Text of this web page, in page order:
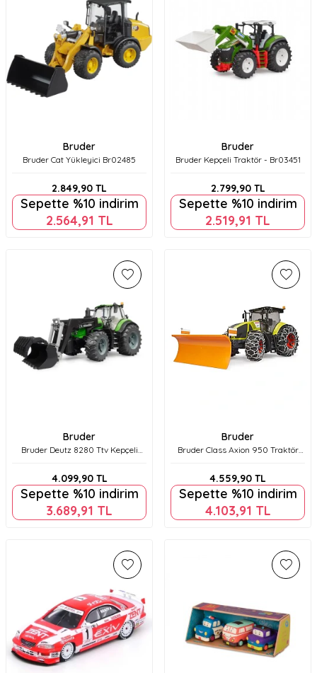
Bruder
Bruder Cat Yükleyici Br02485
2.849,90 TL
Sepette %10 indirim
2.564,91 TL
Bruder
Bruder Kepçeli Traktör - Br03451
2.799,90TL
Sepette %10 indirim
2.519,91 TL
Bruder
Bruder Deutz 8280 Ttv Kepçeli
4.099,90TL
Sepette %10 indirim
3.689,91 TL
Bruder
Bruder Class Axion 950 Traktör
Br03018
4.559,90 TL
Sepette %10 indirim
4.103,91 TL